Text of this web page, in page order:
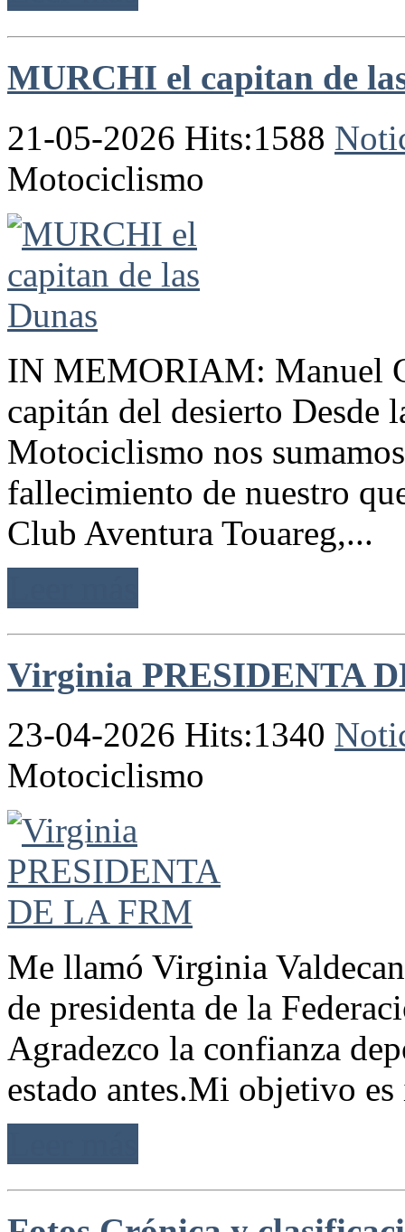
MURCHI el capitan de
21-05-2026 Hits:1588
Motociclismo
IN MEMORIAM: Manuel
capitán del desierto Desde
Motociclismo nos
fallecimiento de nuestro
Club Aventura Touareg,...
Virginia PRESIDENTA
23-04-2026 Hits:1340
Motociclismo
Me llamó Virginia
de presidenta de la
Agradezco la confianza
estado antes.Mi objetivo